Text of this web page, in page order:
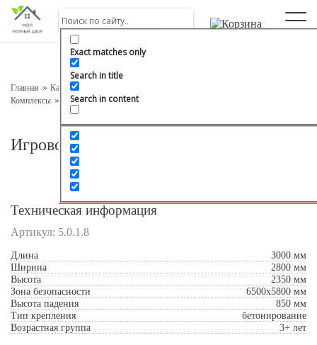
Exact matches only
Search in title
Search in content
Главная Каталог
Комплексы
Игровой комплекс 3-7 «Тип 8»
Игровой комплекс 3-7 «Тип 8»
Техническая информация
Артикул: 5.0.1.8
Длина
3000 мм
Ширина
2800 мм
Высота
2350 мм
Зона безопасности
6500x5800 мм
Высота падения
850 мм
Тип крепления
бетонирование
Возрастная группа
3+ лет
Оставьте заявку на консультацию
Наш менеджер свяжется с вами в ближайшее время
Подтверждаю свое согласие с
персональных данных
Отправить